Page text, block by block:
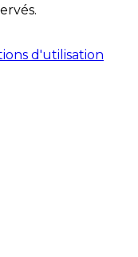
.
d'utilisation